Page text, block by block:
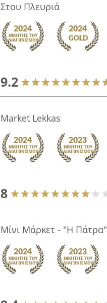
Στου Πλευριά
9.2
Market Lekkas
8
Μίνι Μάρκετ - "Η Πάτρα"